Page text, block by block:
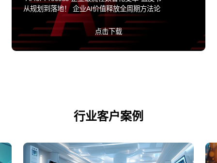
从规划到落地！ 企业AI价值释放全周期方法论
点击下载
行业客户案例